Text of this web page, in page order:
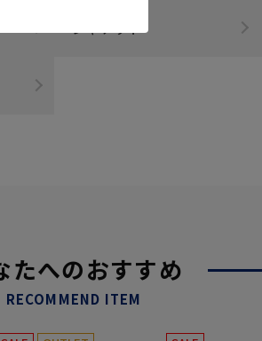
ジャケット
たへのおすすめ
RECOMMEND ITEM